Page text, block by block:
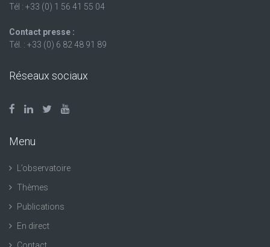
Tél : +33 (0) 1 56 41 55 04
Contact presse :
Tél. : +33 (0) 6 82 48 91 89
Réseaux sociaux
Menu
L’observatoire
Thèmes
Publications
En direct